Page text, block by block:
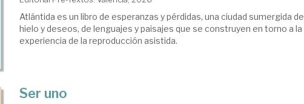
Atlántida es un libro de esperanzas y pérdidas, una ciudad sumergida de
hielo y deseos, de lenguajes y paisajes que se construyen en torno a la
experiencia de la reproducción asistida.
Ser uno